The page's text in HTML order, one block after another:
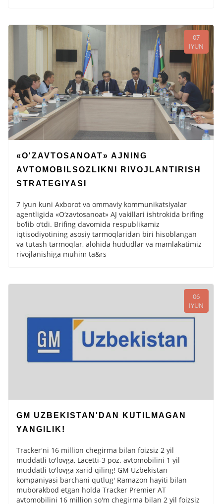
07
IYUN
«O'ZAVTOSANOAT» AJNING
AVTOMOBILSOZLIKNI RIVOJLANTIRISH
STRATEGIYASI
7 iyun kuni Axborot va ommaviy kommunikatsiyalar
agentligida «O‘zavtosanoat» AJ vakillari ishtrokida brifing
bo‘lib o‘tdi. Brifing davomida respublikamiz
iqtisodiyotining asosiy tarmoqlaridan biri hisoblangan
va tutash tarmoqlar, alohida hududlar va mamlakatimiz
rivojlanishiga muhim ta&rs
06
IYUN
GM UZBEKISTAN'DAN KUTILMAGAN
YANGILIK!
Tracker'ni 16 million chegirma bilan foizsiz 2 yil
muddatli to'lovga, Lacetti-3 poz. avtomobilini 1 yil
muddatli to'lovga xarid qiling! GM Uzbekistan
kompaniyasi barchani qutlug' Ramazon hayiti bilan
muborakbod etgan holda Tracker Premier AT
avtomobilini 16 million so'm chegirma bilan 2 yil foizsiz